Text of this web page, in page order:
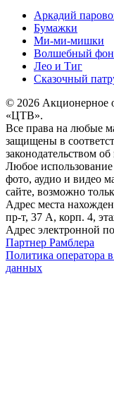
Аркадий
Бумажки
Ми-ми-мишки
Волшебный
Лео и Тиг
Сказочный
© 2026 Акционерное
«ЦТВ».
Все права на любые
защищены в
законодательством
Любое
фото, аудио и видео
сайте, возможно
Адрес места
пр-т, 37 А, корп. 4,
Адрес электронной
Партнер Рамблера
Политика оператора
данных